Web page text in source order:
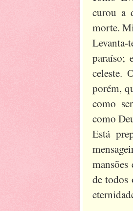
curou a
morte.
paraíso;
celeste.
porém,
como
como
Está
de todos